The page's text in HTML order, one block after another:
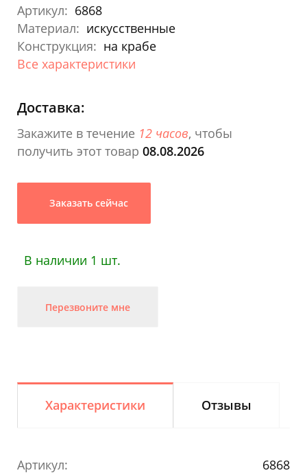
Артикул: 6868
Материал: искусственные
Конструкция: на крабе
Все характеристики
Доставка:
Закажите в течение 12 часов, чтобы
получить этот товар 08.08.2026
Заказать сейчас
В наличии 1 шт.
Перезвоните мне
Характеристики Отзывы
Артикул:
6868